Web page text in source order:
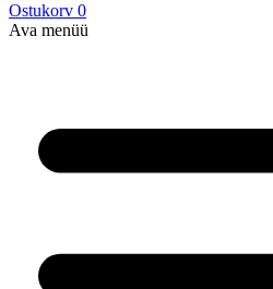
Ostukorv 0
Ava menüü